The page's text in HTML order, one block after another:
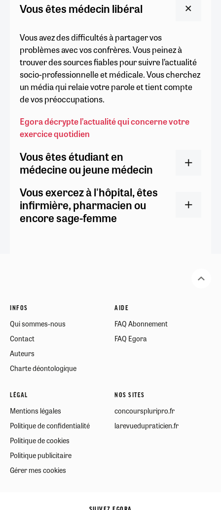
Vous êtes médecin libéral
Vous avez des difficultés à partager vos
problèmes avec vos confrères. Vous peinez à
trouver des sources fiables pour suivre l’actualité
socio-professionnelle et médicale. Vous cherchez
un média qui relaie votre parole et tient compte
de vos préoccupations.
Egora décrypte l’actualité qui concerne votre
exercice quotidien
Vous êtes étudiant en
médecine ou jeune médecin
Vous exercez à l'hôpital, êtes
infirmière, pharmacien ou
encore sage-femme
INFOS
Qui sommes-nous
Contact
Auteurs
Charte déontologique
AIDE
FAQ Abonnement
FAQ Egora
LÉGAL
Mentions légales
Politique de confidentialité
Politique de cookies
Politique publicitaire
Gérer mes cookies
NOS SITES
concourspluripro.fr
larevuedupraticien.fr